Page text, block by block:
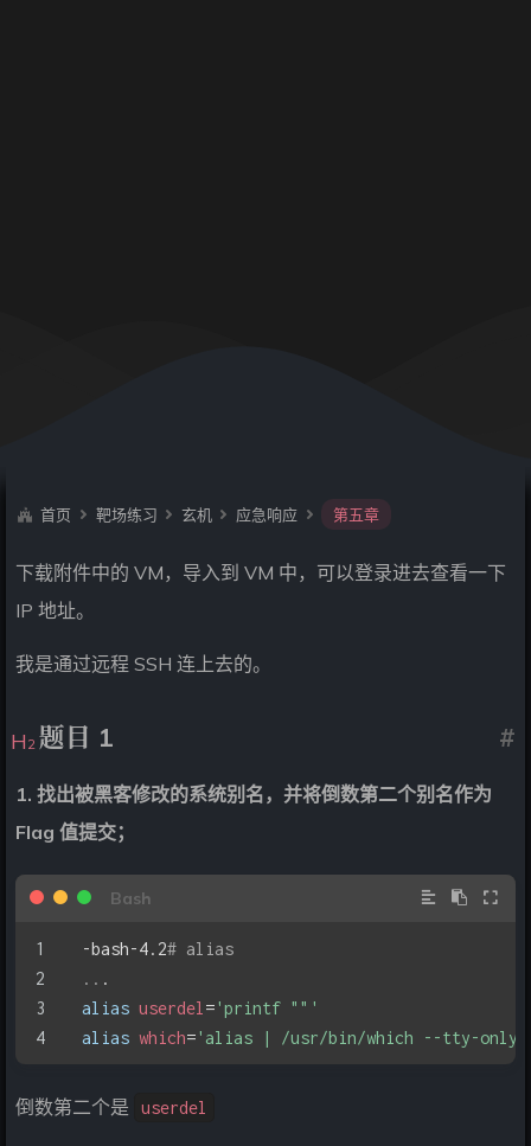
首页 靶场练习 玄机 应急响应 第五章
下载附件中的 VM，导入到 VM 中，可以登录进去查看一下
IP 地址。
我是通过远程 SSH 连上去的。
#
题目 1
1. 找出被黑客修改的系统别名，并将倒数第二个别名作为
Flag 值提交；
-bash-4.2# alias
.. .
alias userdel ='printf ""'
alias which='alias | /usr/bin/which --tty-only
倒数第二个是 userdel